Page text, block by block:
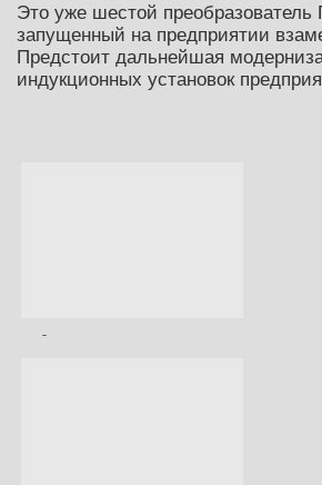
Это уже шестой
запущенный на предприятии
Предстоит дальнейшая
индукционных установок